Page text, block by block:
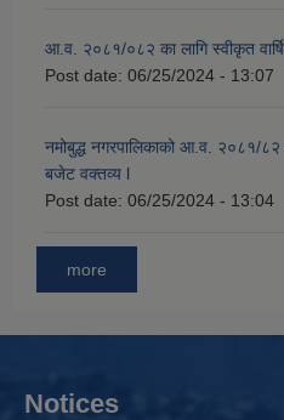
आ.व. २०८१/०८२ का लागि स्वीकृत
Post date: 06/25/2024 - 13:07
नमोबुद्ध नगरपालिकाको आ‍.व. २०८१/
बजेट वक्तव्य l
Post date: 06/25/2024 - 13:04
more
Notices